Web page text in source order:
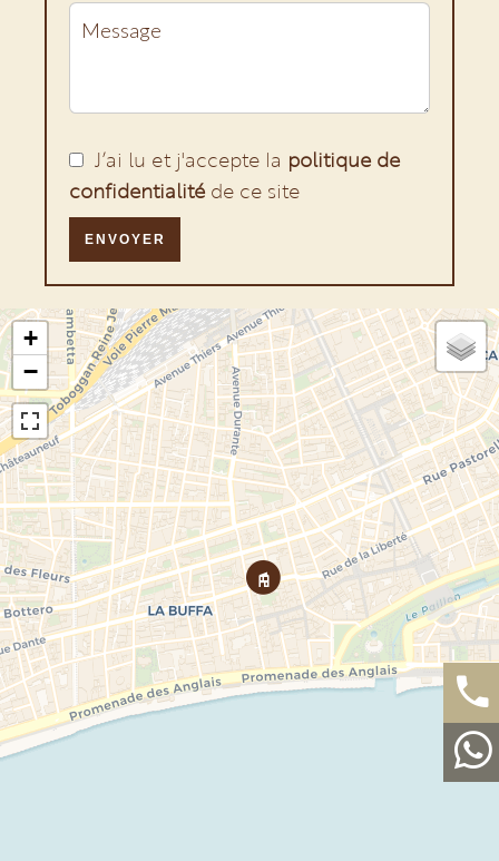
J’ai lu et j'accepte la politique de
confidentialitéde ce site
ENVOYER
+
−